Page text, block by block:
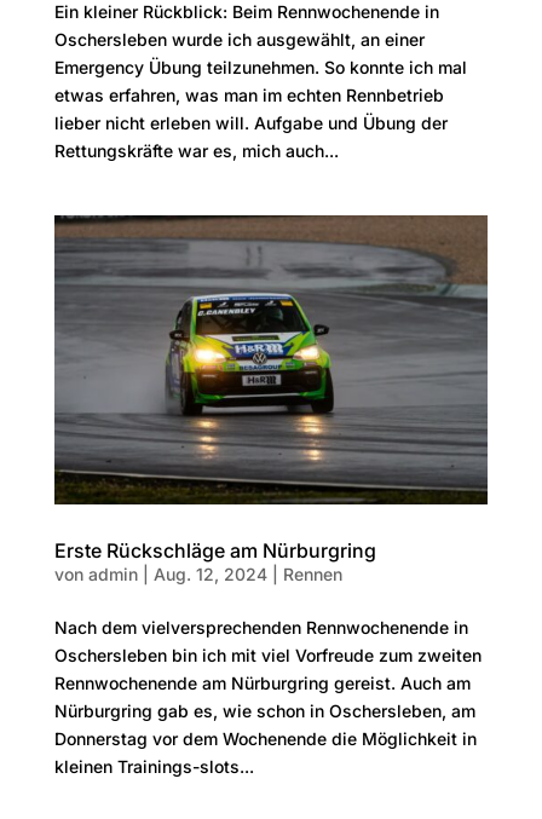
Ein kleiner Rückblick: Beim Rennwochenende in
Oschersleben wurde ich ausgewählt, an einer
Emergency Übung teilzunehmen. So konnte ich mal
etwas erfahren, was man im echten Rennbetrieb
lieber nicht erleben will. Aufgabe und Übung der
Rettungskräfte war es, mich auch...
Erste Rückschläge am Nürburgring
von admin| Aug. 12, 2024| Rennen
Nach dem vielversprechenden Rennwochenende in
Oschersleben bin ich mit viel Vorfreude zum zweiten
Rennwochenende am Nürburgring gereist. Auch am
Nürburgring gab es, wie schon in Oschersleben, am
Donnerstag vor dem Wochenende die Möglichkeit in
kleinen Trainings-slots...